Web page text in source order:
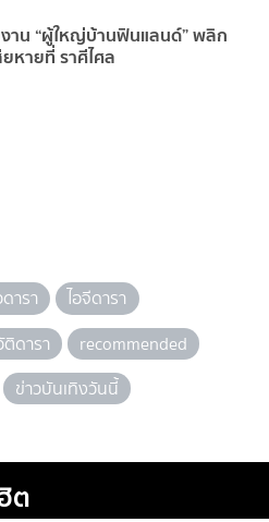
าน “ผู้ใหญ่บ้านฟินแลนด์” พลิก
ยหายที่ ราศีไศล
ารา
ไอจีดารา
ติดารา
recommended
ข่าวบันเทิงวันนี้
ต